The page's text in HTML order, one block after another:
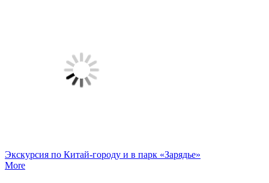
Экскурсия по Китай-городу и в парк «Зарядье»
More